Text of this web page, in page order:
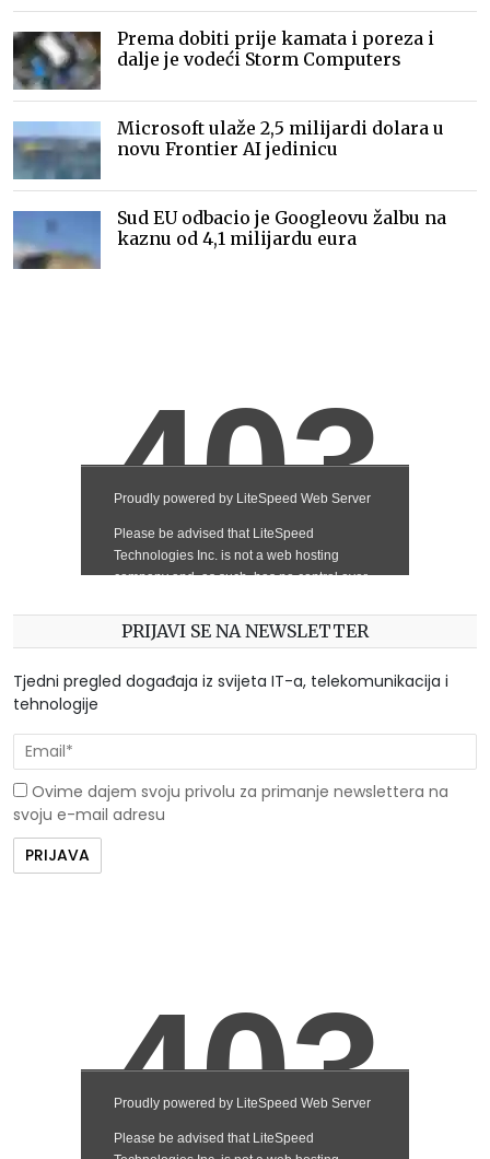
Prema dobiti prije kamata i poreza i
dalje je vodeći Storm Computers
Microsoft ulaže 2,5 milijardi dolara u
novu Frontier AI jedinicu
Sud EU odbacio je Googleovu žalbu na
kaznu od 4,1 milijardu eura
PRIJAVI SE NA NEWSLETTER
Tjedni pregled događaja iz svijeta IT-a, telekomunikacija i
tehnologije
Ovime dajem svoju privolu za primanje newslettera na
svoju e-mail adresu